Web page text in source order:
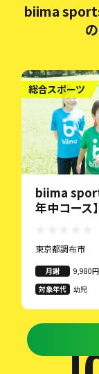
biima sports
総合スポーツ
biima
年中コース】
東京都調布市
月謝
9,980円
対象年代
幼児